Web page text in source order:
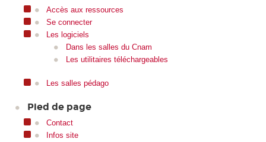
Accès aux ressources
Se connecter
Les logiciels
Dans les salles du Cnam
Les utilitaires téléchargeables
Les salles pédago
Pied de page
Contact
Infos site